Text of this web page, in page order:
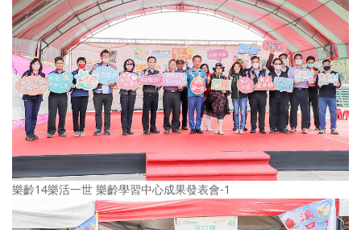
樂齡14樂活一世 樂齡學習中心成果發表會-1